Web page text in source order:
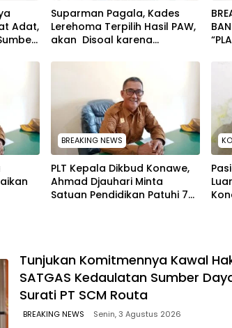
Adat,
Suparman Pagala, Kades
Lerehoma Terpilih Hasil PAW,
akan Disoal karena
Security di PT TPM
BREAKING NEWS
PLT Kepala Dikbud Konawe,
Ahmad Djauhari Minta
Satuan Pendidikan Patuhi 7
Tunjukan Komitmennya Kawal
SATGAS Kedaulatan Sumber
Surati PT SCM Routa
BREAKING NEWS Senin, 3 Agustus 2026